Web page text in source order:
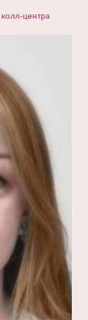
центра